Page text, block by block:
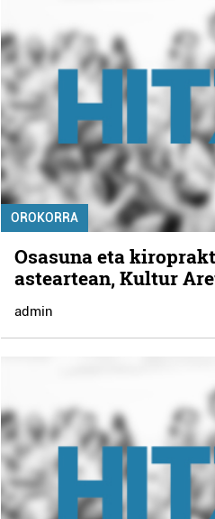
OROKORRA
Osasuna eta
asteartean, Kultur
admin